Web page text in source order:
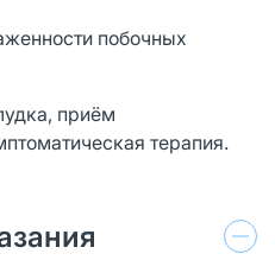
побочных
приём
терапия.